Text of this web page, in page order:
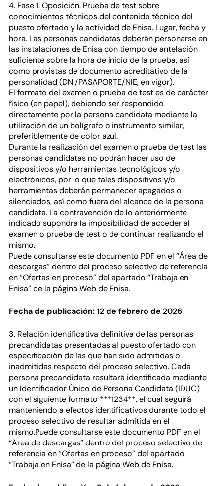
4. Fase 1. Oposición. Prueba de test sobre
conocimientos técnicos del contenido técnico del
puesto ofertado y la actividad de Enisa. Lugar, fecha y
hora. Las personas candidatas deberán personarse en
las instalaciones de Enisa con tiempo de antelación
suficiente sobre la hora de inicio de la prueba, así
como provistas de documento acreditativo de la
personalidad (DNI/PASAPORTE/NIE, en vigor).
El formato del examen o prueba de test es de carácter
físico (en papel), debiendo ser respondido
directamente por la persona candidata mediante la
utilización de un bolígrafo o instrumento similar,
preferiblemente de color azul.
Durante la realización del examen o prueba de test las
personas candidatas no podrán hacer uso de
dispositivos y/o herramientas tecnológicos y/o
electrónicos, por lo que tales dispositivos y/o
herramientas deberán permanecer apagados o
silenciados, así como fuera del alcance de la persona
candidata. La contravención de lo anteriormente
indicado supondrá la imposibilidad de acceder al
examen o prueba de test o de continuar realizando el
mismo.
Puede consultarse este documento PDF en el “Área de
descargas” dentro del proceso selectivo de referencia
en “Ofertas en proceso” del apartado “Trabaja en
Enisa” de la página Web de Enisa.
Fecha de publicación: 12 de febrero de 2026
3. Relación identificativa definitiva de las personas
precandidatas presentadas al puesto ofertado con
especificación de las que han sido admitidas o
inadmitidas respecto del proceso selectivo. Cada
persona precandidata resultará identificada mediante
un Identificador Único de Persona Candidata (IDUC)
con el siguiente formato ***1234**, el cual seguirá
manteniendo a efectos identificativos durante todo el
proceso selectivo de resultar admitida en el
mismo.Puede consultarse este documento PDF en el
“Área de descargas” dentro del proceso selectivo de
referencia en “Ofertas en proceso” del apartado
“Trabaja en Enisa” de la página Web de Enisa.